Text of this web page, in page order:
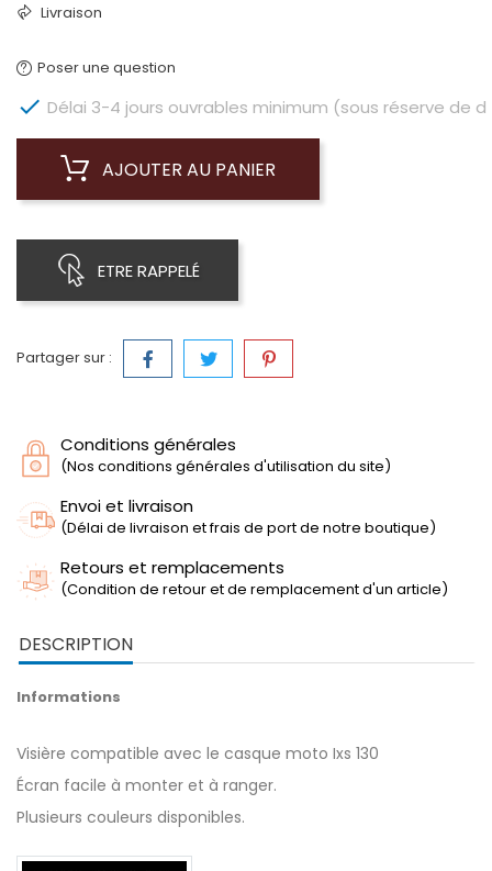
Livraison
Poser une question
 Délai 3-4 jours ouvrables minimum (sous réserve de
AJOUTER AU PANIER
ETRE RAPPELÉ
Partager sur :
Conditions générales
(Nos conditions générales d'utilisation du site)
Envoi et livraison
(Délai de livraison et frais de port de notre boutique)
Retours et remplacements
(Condition de retour et de remplacement d'un article)
DESCRIPTION
Informations
Visière compatible avec le casque moto Ixs 130
Écran facile à monter et à ranger.
Plusieurs couleurs disponibles.